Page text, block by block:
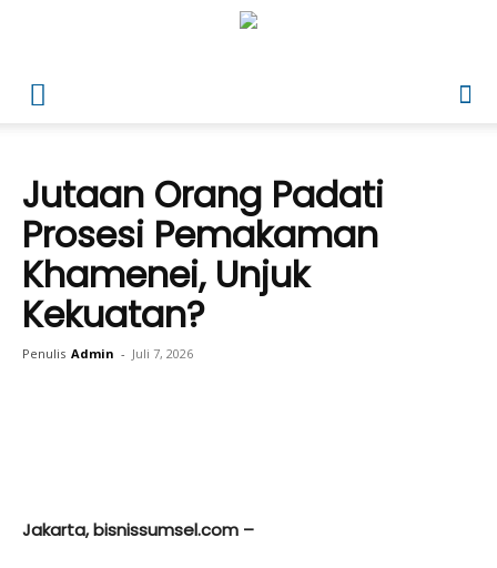
Jutaan Orang Padati
Prosesi Pemakaman
Khamenei, Unjuk
Kekuatan?
Penulis Admin - Juli 7, 2026
Jakarta, bisnissumsel.com –